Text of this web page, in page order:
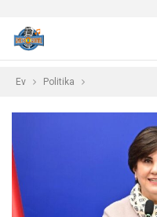
Ev Politika